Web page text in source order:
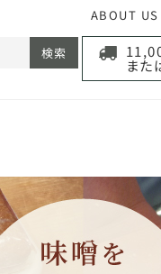
ABOUT US
また
検索